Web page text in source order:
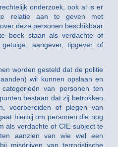
onderzoek, ook al is er
relatie aan te geven met
deze personen beschikbaar
boek staan als verdachte of
aangever, tipgever of
worden gesteld dat de politie
wil kunnen opslaan en
van personen ten
bestaan dat zij betrokken
voorbereiden of plegen van
hierbij om personen die nog
als verdachte of CIE-subject te
aanzien van wie wel een
misdrijven van terroristische